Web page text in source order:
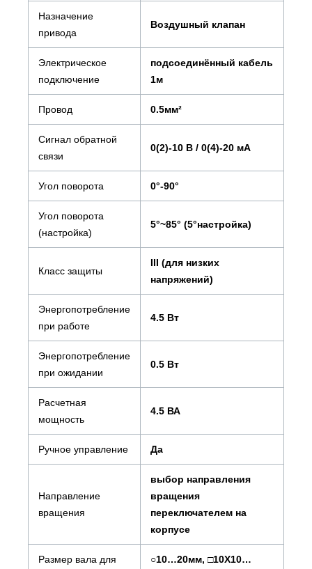
Назначение
привода
Воздушный клапан
Электрическое
подключение
подсоединённый кабель
1м
Провод 0.5мм²
Сигнал обратной
связи
0(2)-10 В / 0(4)-20 мА
Угол поворота 0°-90°
Угол поворота
(настройка)
5°~85° (5°настройка)
Класс защиты
III (для низких
напряжений)
Энергопотребление
при работе
4.5 Вт
Энергопотребление
при ожидании
0.5 Вт
Расчетная
мощность
4.5 ВА
Ручное управление Да
Направление
вращения
выбор направления
вращения
переключателем на
корпусе
Размер вала для
○10…20мм, □10X10…